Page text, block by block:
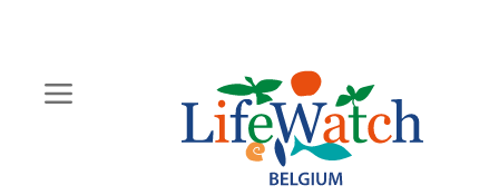
content